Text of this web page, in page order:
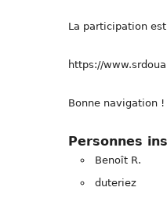
La participation
https://
Bonne navigation !
Personnes
Benoît R.
duteriez